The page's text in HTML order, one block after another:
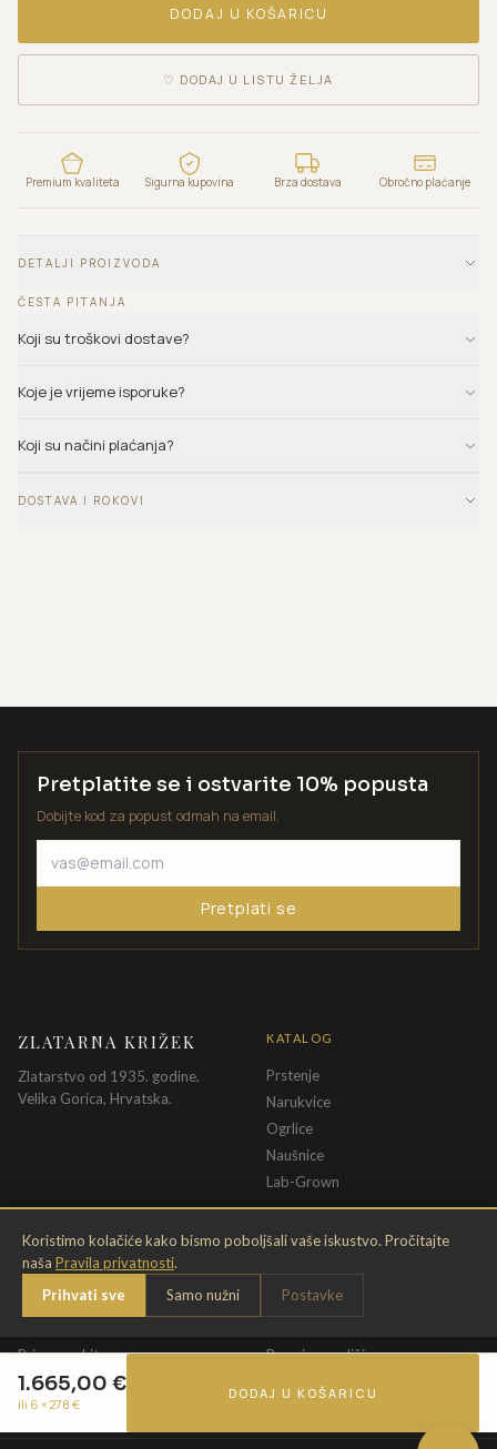
DODAJ U KOŠARICU
♡ DODAJ U LISTU ŽELJA
Premium kvaliteta Sigurna kupovina Brza dostava Obročno plaćanje
DETALJI PROIZVODA
ČESTA PITANJA
Koji su troškovi dostave?
Koje je vrijeme isporuke?
Koji su načini plaćanja?
DOSTAVA I ROKOVI
1.665,00 €
ili 6 ×278 €
DODAJ U KOŠARICU
Koristimo kolačiće kako bismo poboljšali vaše iskustvo. Pročitajte
naša Pravila privatnosti.
Prihvati sve
Samo nužni Postavke
Pretplatite se i ostvarite 10% popusta
Dobijte kod za popust odmah na email.
Pretplati se
ZLATARNA KRIŽEK
Zlatarstvo od 1935. godine.
Velika Gorica, Hrvatska.
KATALOG
Prstenje
Narukvice
Ogrlice
Naušnice
Lab-Grown
INFORMACIJE
O nama
Kontakt
Briga o nakitu
Jamstvo
PRAVNE ODREDBE
Pravila privatnosti
Opći uvjeti
Promjena veličine